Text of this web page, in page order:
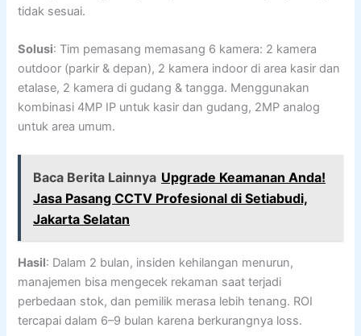
tidak sesuai.
Solusi: Tim pemasang memasang 6 kamera: 2 kamera
outdoor (parkir & depan), 2 kamera indoor di area kasir dan
etalase, 2 kamera di gudang & tangga. Menggunakan
kombinasi 4MP IP untuk kasir dan gudang, 2MP analog
untuk area umum.
Baca Berita Lainnya Upgrade Keamanan Anda!
Jasa Pasang CCTV Profesional di Setiabudi,
Jakarta Selatan
Hasil: Dalam 2 bulan, insiden kehilangan menurun,
manajemen bisa mengecek rekaman saat terjadi
perbedaan stok, dan pemilik merasa lebih tenang. ROI
tercapai dalam 6–9 bulan karena berkurangnya loss.